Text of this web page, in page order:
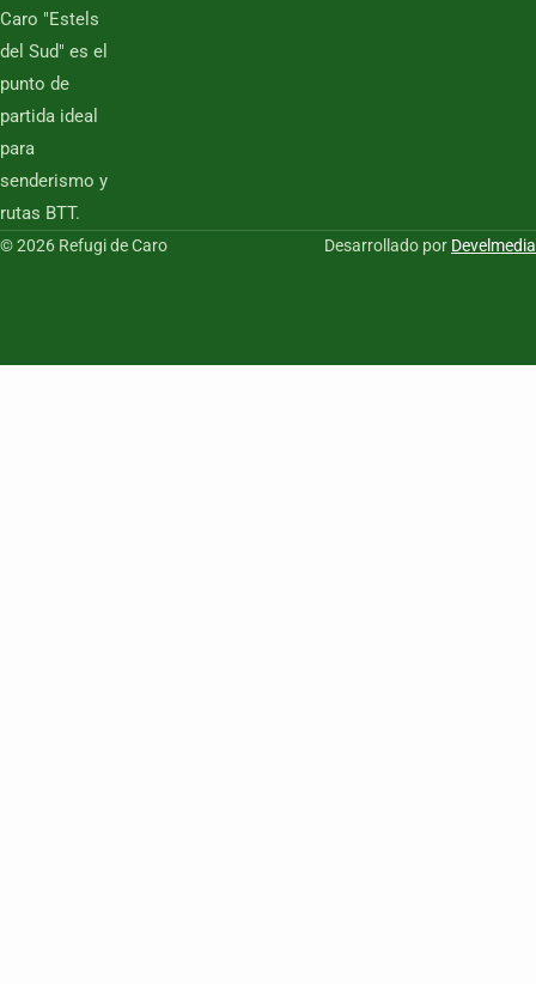
Caro "Estels
del Sud" es el
punto de
partida ideal
para
senderismo y
rutas BTT.
© 2026 Refugi de Caro Desarrollado por Develmedia